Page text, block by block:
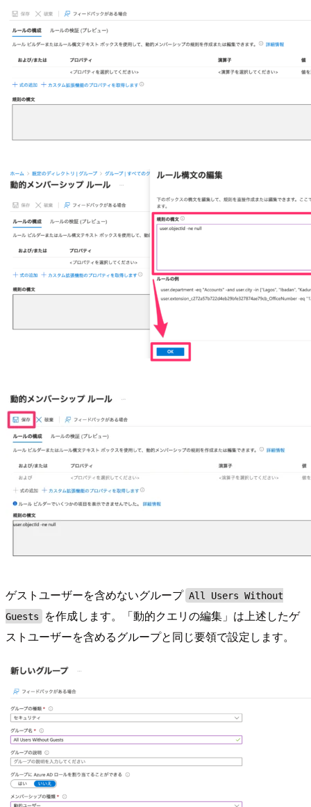
ゲストユーザーを含めないグループ All Users Without
Guests
を作成します。「動的クエリの編集」は上述したゲ
ストユーザーを含めるグループと同じ要領で設定します。